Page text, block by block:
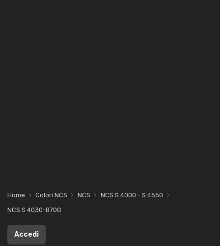
Home Colori NCS NCS
NCS S 4000 - S 4550
NCS S 4030-B70G
Accedi